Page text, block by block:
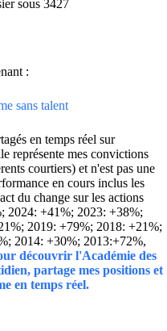
sous 3427
:
sans talent
en temps réel sur
représente mes convictions
courtiers) et n'est pas une
en cours inclus les
du change sur les actions
2024: +41%; 2023: +38%;
2019: +79%; 2018: +21%;
2014: +30%; 2013:+72%,
découvrir l'Académie des
partage mes positions et
en temps réel.